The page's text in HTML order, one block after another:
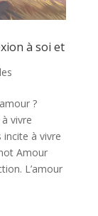
à soi et
?
vivre
à vivre
Amour
L’amour